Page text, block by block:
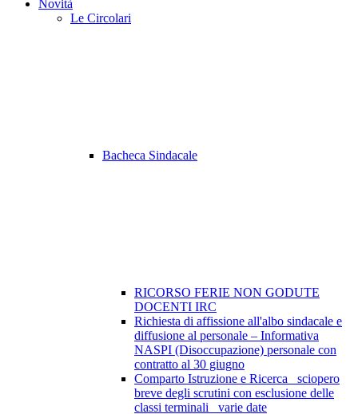
Novità
Le Circolari
Bacheca Sindacale
RICORSO FERIE NON GODUTE
DOCENTI IRC
Richiesta di affissione all'albo sindacale e
diffusione al personale – Informativa
NASPI (Disoccupazione) personale con
contratto al 30 giugno
Comparto Istruzione e Ricerca_ sciopero
breve degli scrutini con esclusione delle
classi terminali_ varie date